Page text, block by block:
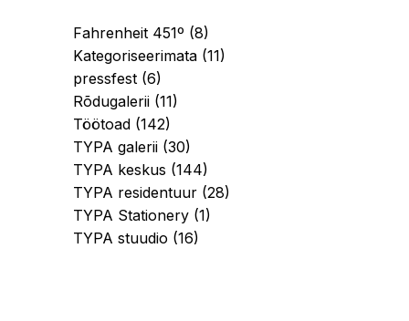
Fahrenheit 451º (8)
Kategoriseerimata (11)
pressfest (6)
Rõdugalerii (11)
Töötoad (142)
TYPA galerii (30)
TYPA keskus (144)
TYPA residentuur (28)
TYPA Stationery (1)
TYPA stuudio (16)